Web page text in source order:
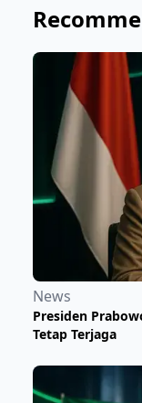
News
Presiden
Tetap Terjaga